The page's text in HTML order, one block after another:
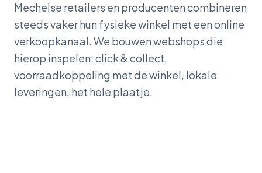
Mechelse retailers en producenten combineren
steeds vaker hun fysieke winkel met een online
verkoopkanaal. We bouwen webshops die
hierop inspelen: click & collect,
voorraadkoppeling met de winkel, lokale
leveringen, het hele plaatje.